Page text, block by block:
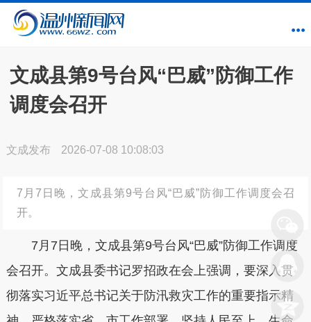
文成县第9号台风“巴威”防御工作
调度会召开
文成发布 2026-07-08 10:08:03
7月7日晚，文成县第9号台风“巴威”防御工作调度会召
开。
7月7日晚，文成县第9号台风“巴威”防御工作调度
会召开。文成县委书记罗招政在会上强调，要深入贯
彻落实习近平总书记关于防汛救灾工作的重要指示精